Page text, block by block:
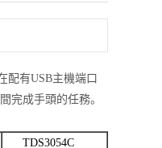
配有USB主機端口
完成手頭的任務。
TDS3054C